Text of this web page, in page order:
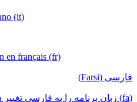
(it)
en français (fr)
فارسی (Farsi)
(fa) زبان برنامه را به فارسی تغییر دهید